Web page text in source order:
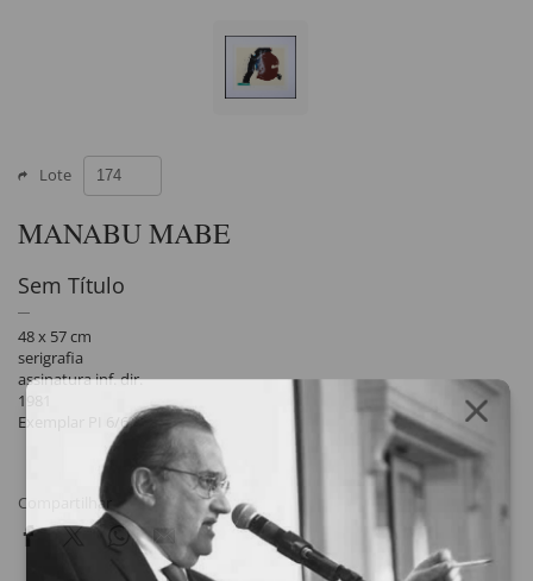
Lote
MANABU MABE
Sem Título
48 x 57 cm
serigrafia
assinatura inf. dir.
1981
Exemplar PI 6/6
Compartilhar